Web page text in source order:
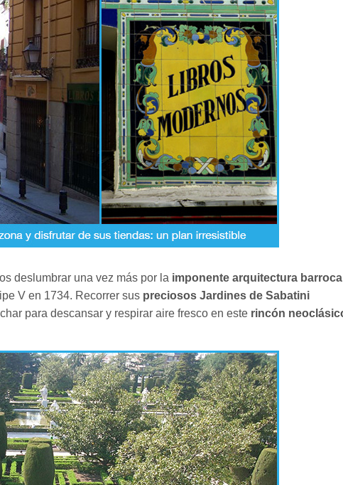
deslumbrar una vez más por la imponente arquitectura barroca
V en 1734. Recorrer sus preciosos Jardines de Sabatini
para descansar y respirar aire fresco en este rincón